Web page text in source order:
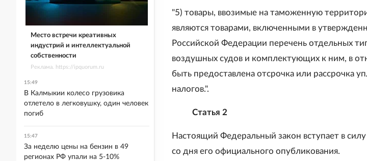
"5) товары, ввозимые на таможенную
являются товарами, включенными в
Российской Федерации перечень отдельных
воздушных судов и комплектующих к ним, в
быть предоставлена отсрочка или рассрочка
налогов.".
Статья 2
Настоящий Федеральный закон вступает в
со дня его официального опубликования.
Место встречи креативных
индустрий и интеллектуальной
собственности
Реклама. https://ipquorum.ru
15:49
В Калмыкии колесо грузовика
отлетело в легковушку, один человек
погиб
15:47
За неделю цены на бензин в 49
регионах РФ упали на 5-10%